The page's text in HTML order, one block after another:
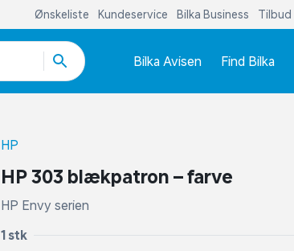
Ønskeliste Kundeservice Bilka Business Tilbud
Bilka Avisen Find Bilka
HP
HP 303 blækpatron – farve
HP Envy serien
1 stk